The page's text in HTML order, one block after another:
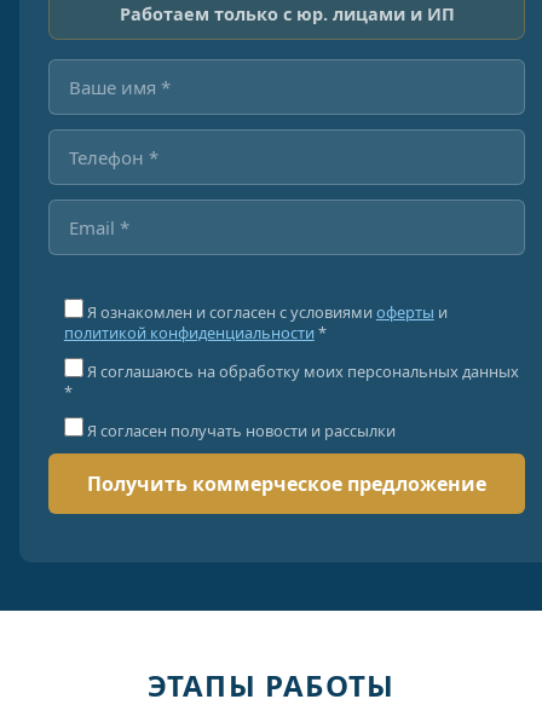
Работаем только с юр. лицами и ИП
Я ознакомлен и согласен с условиями оферты и
политикой конфиденциальности *
Я соглашаюсь на обработку моих персональных данных
*
Я согласен получать новости и рассылки
ЭТАПЫ РАБОТЫ